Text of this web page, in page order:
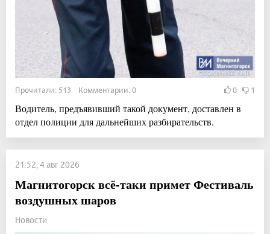
Прочитали: 513 Комментарии: 0 0 1
Водитель, предъявивший такой документ, доставлен в
отдел полиции для дальнейших разбирательств.
21:52, 4 авг 2026
Магнитогорск всё-таки примет Фестиваль
воздушных шаров
Новости